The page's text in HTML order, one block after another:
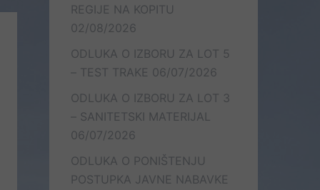
REGIJE NA KOPITU
02/08/2026
ODLUKA O IZBORU ZA LOT 5
– TEST TRAKE 06/07/2026
ODLUKA O IZBORU ZA LOT 3
– SANITETSKI MATERIJAL
06/07/2026
ODLUKA O PONIŠTENJU
POSTUPKA JAVNE NABAVKE